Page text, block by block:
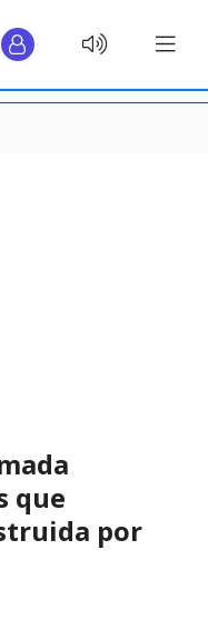
que
por